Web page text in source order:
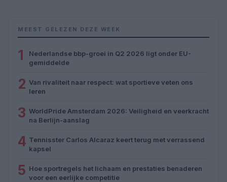
MEEST GELEZEN DEZE WEEK
1
Nederlandse bbp-groei in Q2 2026 ligt onder EU-
gemiddelde
2 Van rivaliteit naar respect: wat sportieve veten ons
leren
3 WorldPride Amsterdam 2026: Veiligheid en veerkracht
na Berlijn-aanslag
4 Tennisster Carlos Alcaraz keert terug met verrassend
kapsel
5 Hoe sportregels het lichaam en prestaties benaderen
voor een eerlijke competitie